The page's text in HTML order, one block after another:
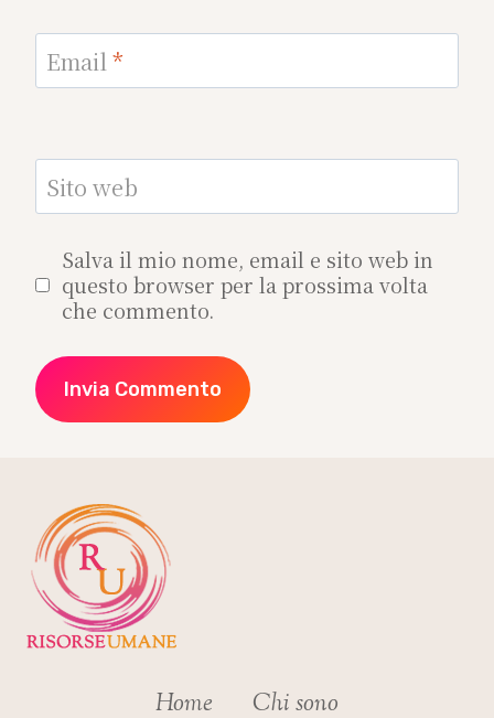
Email*
Sito web
Salva il mio nome, email e sito web in
questo browser per la prossima volta
che commento.
Home Chi sono